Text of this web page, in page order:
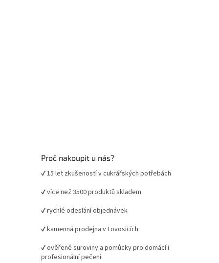
Proč nakoupit u nás?
✔ 15 let zkušeností v cukrářských potřebách
✔ více než 3500 produktů skladem
✔ rychlé odeslání objednávek
✔ kamenná prodejna v Lovosicích
✔ ověřené suroviny a pomůcky pro domácí i
profesionální pečení